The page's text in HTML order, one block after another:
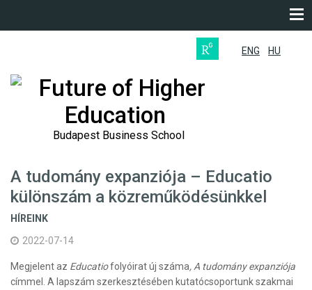
ENG HU
Future of Higher
Education
Budapest Business School
A tudomány expanziója – Educatio
különszám a közreműködésünkkel
HÍREINK
2022-07-14
Megjelent az Educatiofolyóirat új száma, A tudomány expanziója
címmel. A lapszám szerkesztésében kutatócsoportunk szakmai